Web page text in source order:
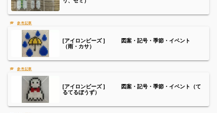
[アイロンビーズ ] 図案・記号・季節・イベント
（雨・カサ）
[アイロンビーズ ] 図案・記号・季節・イベント（て
るてるぼうず）